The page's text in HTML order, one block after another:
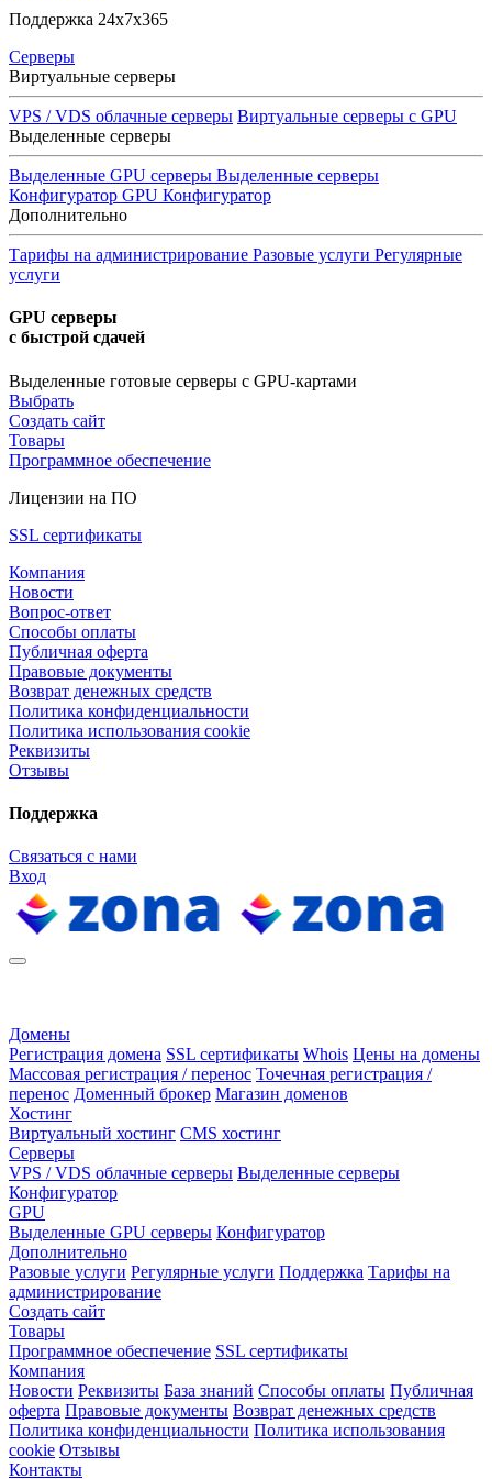
Поддержка 24x7x365
Серверы
Виртуальные серверы
VPS / VDS облачные серверы Виртуальные серверы с GPU
Выделенные серверы
Выделенные GPU серверы Выделенные серверы
Конфигуратор GPU Конфигуратор
Дополнительно
Тарифы на администрирование Разовые услуги Регулярные
услуги
GPU серверы
с быстрой сдачей
Выделенные готовые серверы с GPU-картами
Выбрать
Создать сайт
Товары
Программное обеспечение
Лицензии на ПО
SSL сертификаты
Компания
Новости
Вопрос-ответ
Способы оплаты
Публичная оферта
Правовые документы
Возврат денежных средств
Политика конфиденциальности
Политика использования cookie
Реквизиты
Отзывы
Поддержка
Связаться с нами
Вход
Домены
Регистрация домена SSL сертификаты Whois Цены на домены
Массовая регистрация / перенос Точечная регистрация /
перенос Доменный брокер Магазин доменов
Хостинг
Виртуальный хостинг CMS хостинг
Серверы
VPS / VDS облачные серверы Выделенные серверы
Конфигуратор
GPU
Выделенные GPU серверы Конфигуратор
Дополнительно
Разовые услуги Регулярные услуги Поддержка Тарифы на
администрирование
Создать сайт
Товары
Программное обеспечение SSL сертификаты
Компания
Новости Реквизиты База знаний Способы оплаты Публичная
оферта Правовые документы Возврат денежных средств
Политика конфиденциальности Политика использования
cookie Отзывы
Контакты